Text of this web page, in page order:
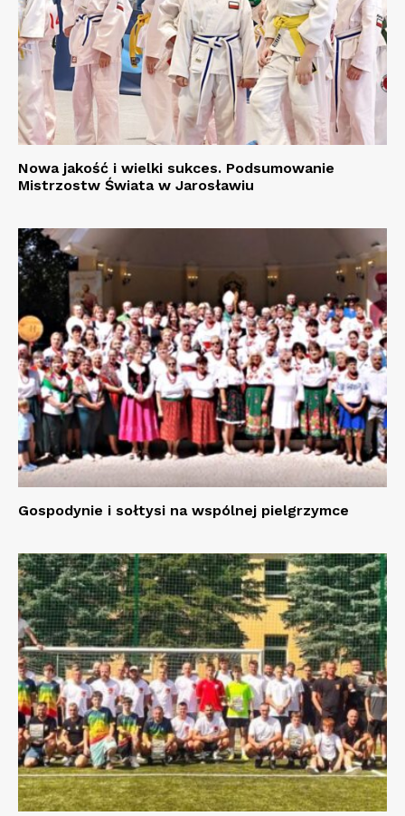
Nowa jakość i wielki sukces. Podsumowanie
Mistrzostw Świata w Jarosławiu
Gospodynie i sołtysi na wspólnej pielgrzymce